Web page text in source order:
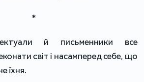
*
й письменники все
світ і насамперед себе, що
їхня.